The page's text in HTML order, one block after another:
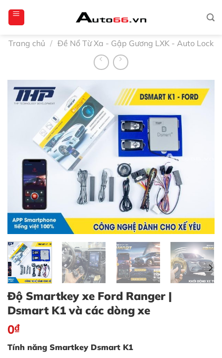
qua
dungTrang chủ / Đề Nổ Từ Xa - Gập Gương LXK - Auto Lock
Độ Smartkey xe Ford Ranger |
Dsmart K1 và các dòng xe
0₫
Tính năng Smartkey Dsmart K1